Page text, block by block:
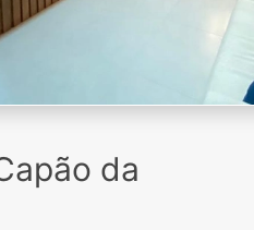
da